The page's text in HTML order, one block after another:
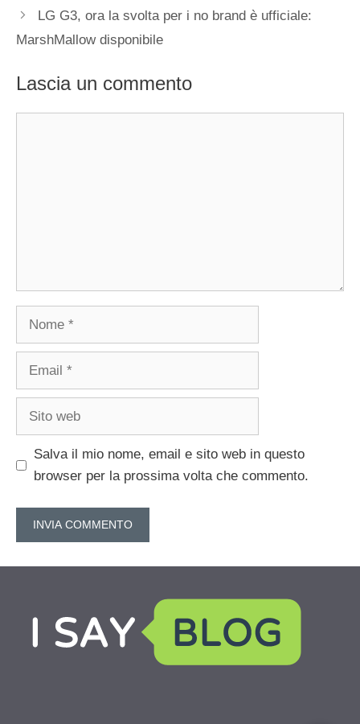
LG G3, ora la svolta per i no brand è ufficiale:
MarshMallow disponibile
Lascia un commento
Nome
Email
Sito
Salva il mio nome, email e sito web in questo
browser per la prossima volta che commento.